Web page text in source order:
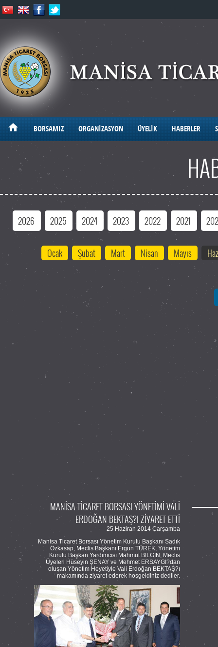
BORSAMIZ ORGANİZASYON ÜYELİK HABERLER
2026 2025 2024 2023 2022 2021
Ocak Şubat Mart Nisan Mayıs
MANİSA TİCARET BORSASI YÖNETİMİ VALİ
ERDOĞAN BEKTAŞ?I ZİYARET ETTİ
25 Haziran 2014 Çarşamba
Manisa Ticaret Borsası Yönetim Kurulu Başkanı Sadık
Özkasap, Meclis Başkanı Ergun TÜREK, Yönetim
Kurulu Başkan Yardımcısı Mahmut BİLGİN, Meclis
Üyeleri Hüseyin ŞENAY ve Mehmet ERSAYGI?dan
oluşan Yönetim Heyetiyle Vali Erdoğan BEKTAŞ?ı
makamında ziyaret ederek hoşgeldiniz dediler.